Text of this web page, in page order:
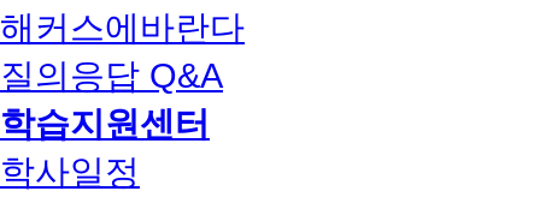
해커스에바란다
질의응답 Q&A
학습지원센터
학사일정